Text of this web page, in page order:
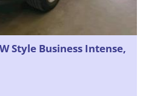
Style Business Intense,